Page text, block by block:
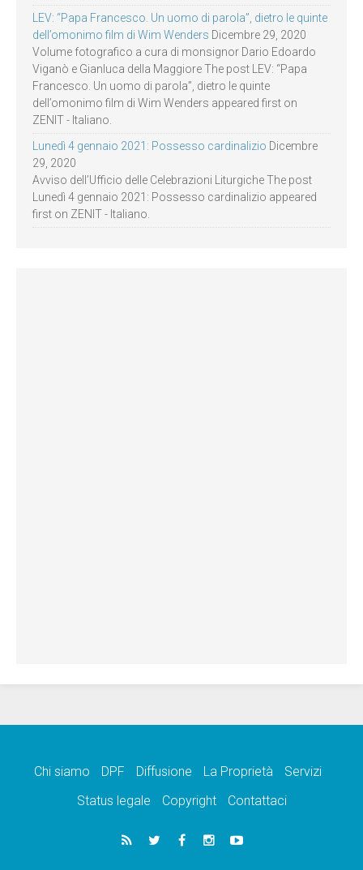
LEV: “Papa Francesco. Un uomo di parola”, dietro le quinte
dell’omonimo film di Wim Wenders Dicembre 29, 2020
Volume fotografico a cura di monsignor Dario Edoardo
Viganò e Gianluca della Maggiore The post LEV: “Papa
Francesco. Un uomo di parola”, dietro le quinte
dell’omonimo film di Wim Wenders appeared first on
ZENIT - Italiano.
Lunedì 4 gennaio 2021: Possesso cardinalizio Dicembre
29, 2020
Avviso dell’Ufficio delle Celebrazioni Liturgiche The post
Lunedì 4 gennaio 2021: Possesso cardinalizio appeared
first on ZENIT - Italiano.
Chi siamo DPF Diffusione La Proprietà
Servizi
Status legale
Copyright Contattaci